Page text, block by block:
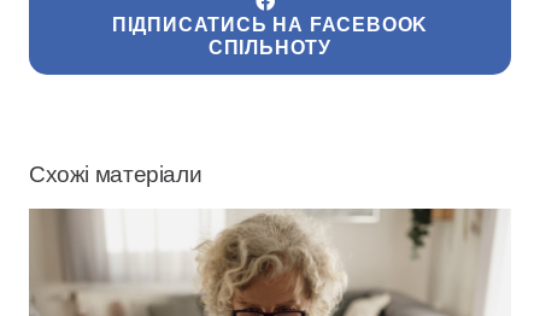
ПІДПИСАТИСЬ НА FACEBOOK
СПІЛЬНОТУ
Схожі матеріали